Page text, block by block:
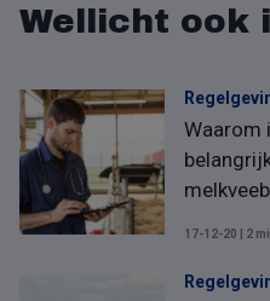
Wellicht ook
Waarom
17-12-20 | 2